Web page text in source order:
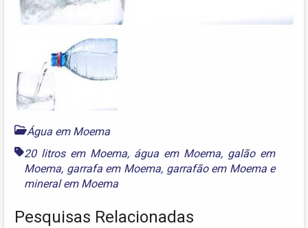
Água em Moema
20 litros em Moema, água em Moema, galão em
Moema, garrafa em Moema, garrafão em Moemae
mineral em Moema
Pesquisas Relacionadas